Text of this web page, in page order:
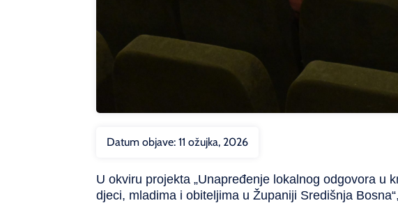
Datum objave: 11 ožujka, 2026
U okviru projekta „Unapređenje lokalnog odgovora u
djeci, mladima i obiteljima u Županiji Središnja Bosna“